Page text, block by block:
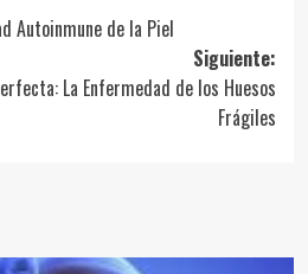
Autoinmune de la Piel
Siguiente:
La Enfermedad de los Huesos
Frágiles